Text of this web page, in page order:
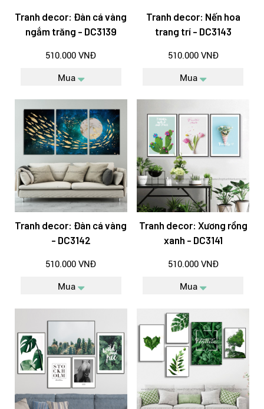
Tranh decor: Đàn cá vàng
ngắm trăng - DC3139
510.000 VNĐ
Mua
Tranh decor: Nến hoa
trang trí - DC3143
510.000 VNĐ
Mua
Tranh decor: Đàn cá vàng
- DC3142
510.000 VNĐ
Mua
Tranh decor: Xương rồng
xanh - DC3141
510.000 VNĐ
Mua